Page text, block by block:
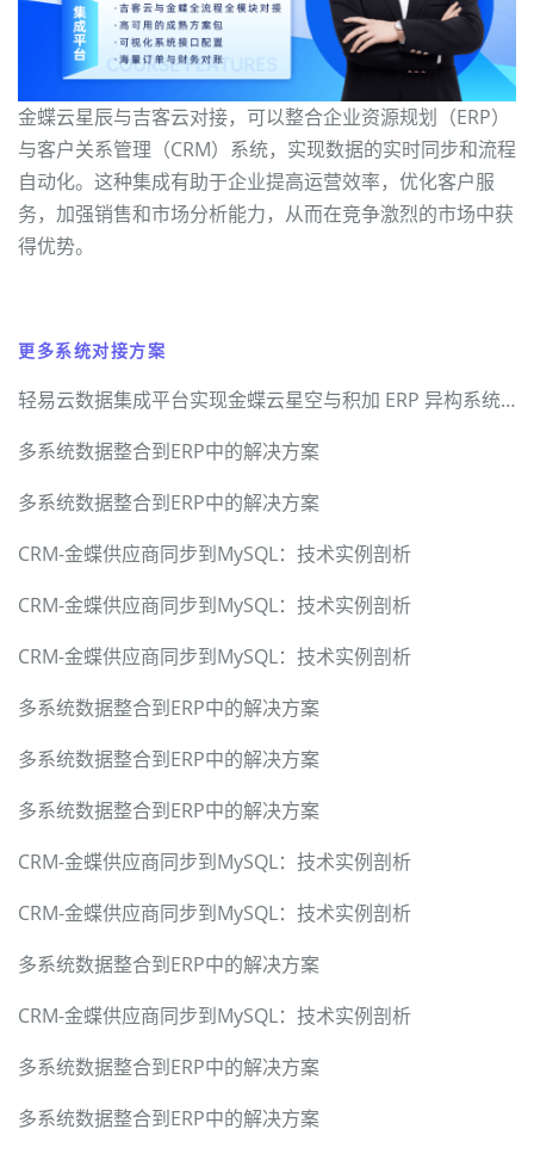
金蝶云星辰与吉客云对接，可以整合企业资源规划（ERP）
与客户关系管理（CRM）系统，实现数据的实时同步和流程
自动化。这种集成有助于企业提高运营效率，优化客户服
务，加强销售和市场分析能力，从而在竞争激烈的市场中获
得优势。
更多系统对接方案
轻易云数据集成平台实现金蝶云星空与积加 ERP 异构系统无缝对接
多系统数据整合到ERP中的解决方案
多系统数据整合到ERP中的解决方案
CRM-金蝶供应商同步到MySQL：技术实例剖析
CRM-金蝶供应商同步到MySQL：技术实例剖析
CRM-金蝶供应商同步到MySQL：技术实例剖析
多系统数据整合到ERP中的解决方案
多系统数据整合到ERP中的解决方案
多系统数据整合到ERP中的解决方案
CRM-金蝶供应商同步到MySQL：技术实例剖析
CRM-金蝶供应商同步到MySQL：技术实例剖析
多系统数据整合到ERP中的解决方案
CRM-金蝶供应商同步到MySQL：技术实例剖析
多系统数据整合到ERP中的解决方案
多系统数据整合到ERP中的解决方案